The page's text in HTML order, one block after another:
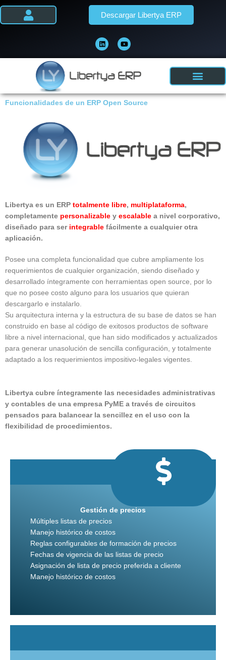
Ir
i
n
k
e
i
n
o
u
t
u
e
Descargar Libertya ERP
Funcionalidades de un ERP Open Source
Libertya es un ERP totalmente libre, multiplataforma,
completamente personalizable y escalable a nivel corporativo,
diseñado para ser integrable fácilmente a cualquier otra
aplicación.
Posee una completa funcionalidad que cubre ampliamente los
requerimientos de cualquier organización, siendo diseñado y
desarrollado íntegramente con herramientas open source, por lo
que no posee costo alguno para los usuarios que quieran
descargarlo e instalarlo.
Su arquitectura interna y la estructura de su base de datos se han
construido en base al código de exitosos productos de software
libre a nivel internacional, que han sido modificados y actualizados
para generar unasolución de sencilla configuración, y totalmente
adaptado a los requerimientos impositivo-legales vigentes.
Libertya cubre íntegramente las necesidades administrativas
y contables de una empresa PyME a través de circuitos
pensados para balancear la sencillez en el uso con la
flexibilidad de procedimientos.
Gestión de precios
Múltiples listas de precios
Manejo histórico de costos
Reglas configurables de formación de precios
Fechas de vigencia de las listas de precio
Asignación de lista de precio preferida a cliente
Manejo histórico de costos